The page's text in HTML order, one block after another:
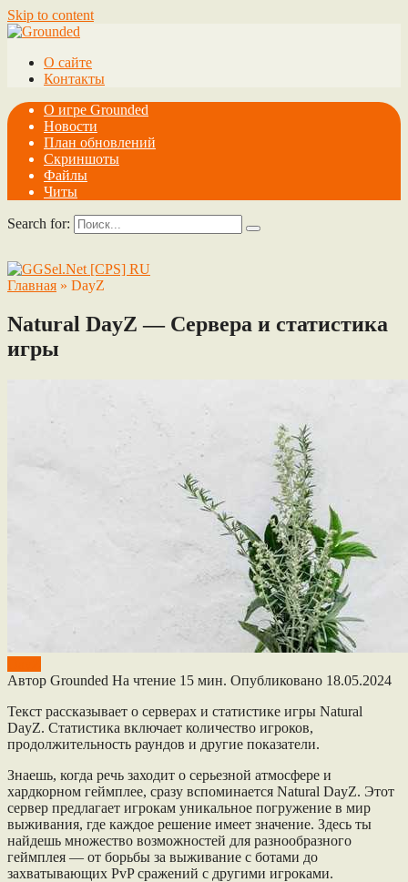
Skip to content
О сайте
Контакты
О игре Grounded
Новости
План обновлений
Скриншоты
Файлы
Читы
Search for:
Главная » DayZ
Natural DayZ — Сервера и статистика
игры
Автор Grounded На чтение 15 мин. Опубликовано 18.05.2024
Текст рассказывает о серверах и статистике игры Natural
DayZ. Статистика включает количество игроков,
продолжительность раундов и другие показатели.
Знаешь, когда речь заходит о серьезной атмосфере и
хардкорном геймплее, сразу вспоминается Natural DayZ. Этот
сервер предлагает игрокам уникальное погружение в мир
выживания, где каждое решение имеет значение. Здесь ты
найдешь множество возможностей для разнообразного
геймплея — от борьбы за выживание с ботами до
захватывающих PvP сражений с другими игроками.